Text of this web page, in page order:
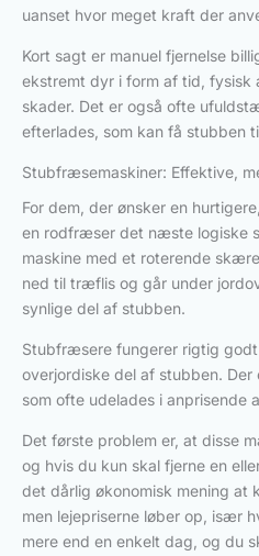
uanset hvor meget kraft der
Kort sagt er manuel fjernelse
ekstremt dyr i form af tid, fysisk
skader. Det er også ofte
efterlades, som kan få stubben
Stubfræsemaskiner: Effektive,
For dem, der ønsker en
en rodfræser det næste logiske
maskine med et roterende
ned til træflis og går under
synlige del af stubben.
Stubfræsere fungerer rigtig
overjordiske del af stubben.
som ofte udelades i anprisende
Det første problem er, at disse
og hvis du kun skal fjerne en
det dårlig økonomisk mening at
men lejepriserne løber op, især
mere end en enkelt dag, og du